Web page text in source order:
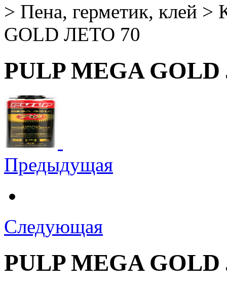
> Пена, герметик, клей >
GOLD ЛЕТО 70
PULP MEGA
Предыдущая
Следующая
PULP MEGA